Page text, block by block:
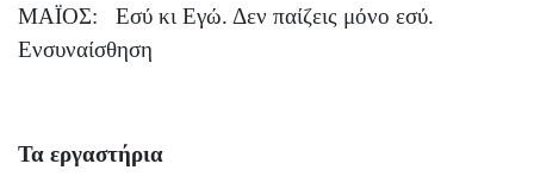
ΜΑΪΟΣ:
Εσύ κι Εγώ. Δεν παίζεις μόνο εσύ.
Ενσυναίσθηση
Τα εργαστήρια